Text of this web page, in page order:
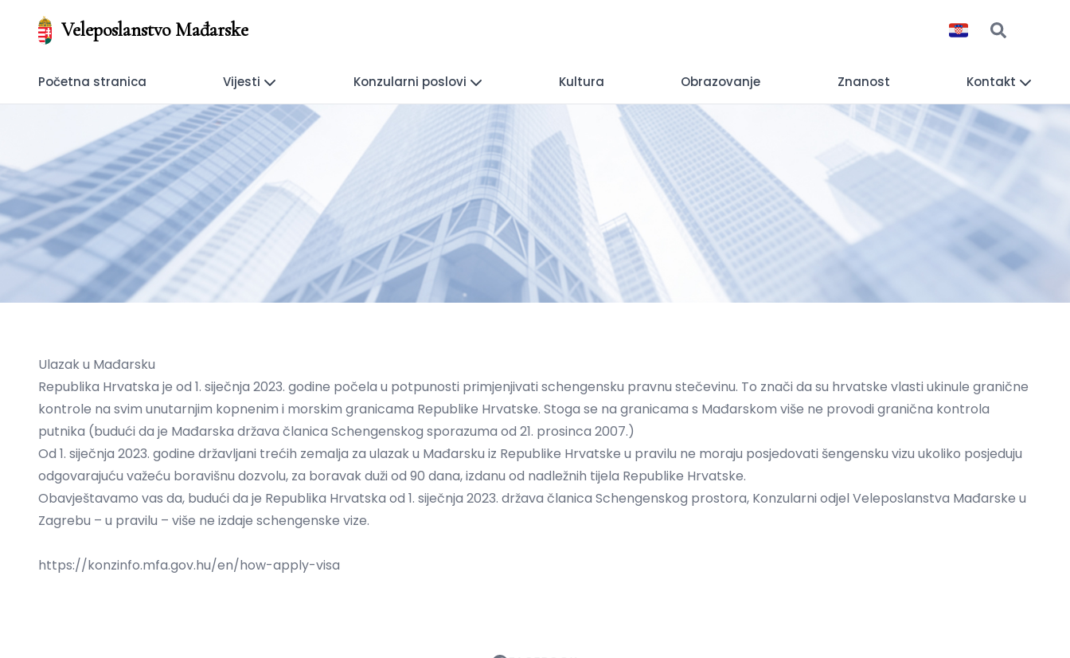
Veleposlanstvo Mađarske
Početna stranica Vijesti Konzularni poslovi Kultura Obrazovanje Znanost Kontakt
Ulazak u Mađarsku
Republika Hrvatska je od 1. siječnja 2023. godine počela u potpunosti primjenjivati ​​schengensku pravnu stečevinu. To znači da su hrvatske vlasti ukinule granične
kontrole na svim unutarnjim kopnenim i morskim granicama Republike Hrvatske. Stoga se na granicama s Mađarskom više ne provodi granična kontrola
putnika (budući da je Mađarska država članica Schengenskog sporazuma od 21. prosinca 2007.)
Od 1. siječnja 2023. godine državljani trećih zemalja za ulazak u Mađarsku iz Republike Hrvatske u pravilu ne moraju posjedovati šengensku vizu ukoliko posjeduju
odgovarajuću važeću boravišnu dozvolu, za boravak duži od 90 dana, izdanu od nadležnih tijela Republike Hrvatske.
Obavještavamo vas da, budući da je Republika Hrvatska od 1. siječnja 2023. država članica Schengenskog prostora, Konzularni odjel Veleposlanstva Mađarske u
Zagrebu – u pravilu – više ne izdaje schengenske vize.
https://konzinfo.mfa.gov.hu/en/how-apply-visa